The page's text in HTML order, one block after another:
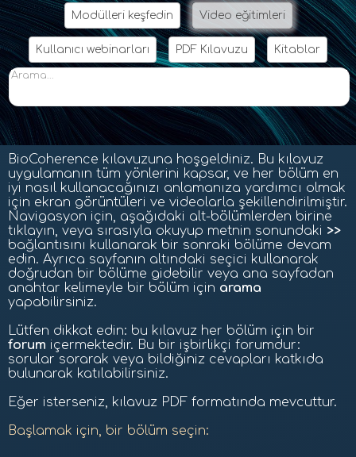
Modülleri keşfedin Video eğitimleri
Kullanıcı webinarları PDF Kılavuzu Kitablar
Arama...
BioCoherence kılavuzuna hoşgeldiniz. Bu kılavuz
uygulamanın tüm yönlerini kapsar, ve her bölüm en
iyi nasıl kullanacağınızı anlamanıza yardımcı olmak
için ekran görüntüleri ve videolarla şekillendirilmiştir.
Navigasyon için, aşağıdaki alt-bölümlerden birine
tıklayın, veya sırasıyla okuyup metnin sonundaki >>
bağlantısını kullanarak bir sonraki bölüme devam
edin. Ayrıca sayfanın altındaki seçici kullanarak
doğrudan bir bölüme gidebilir veya ana sayfadan
anahtar kelimeyle bir bölüm için arama
yapabilirsiniz.
Lütfen dikkat edin: bu kılavuz her bölüm için bir
forum içermektedir. Bu bir işbirlikçi forumdur:
sorular sorarak veya bildiğiniz cevapları katkıda
bulunarak katılabilirsiniz.
Eğer isterseniz, kılavuz PDF formatında mevcuttur.
Başlamak için, bir bölüm seçin: